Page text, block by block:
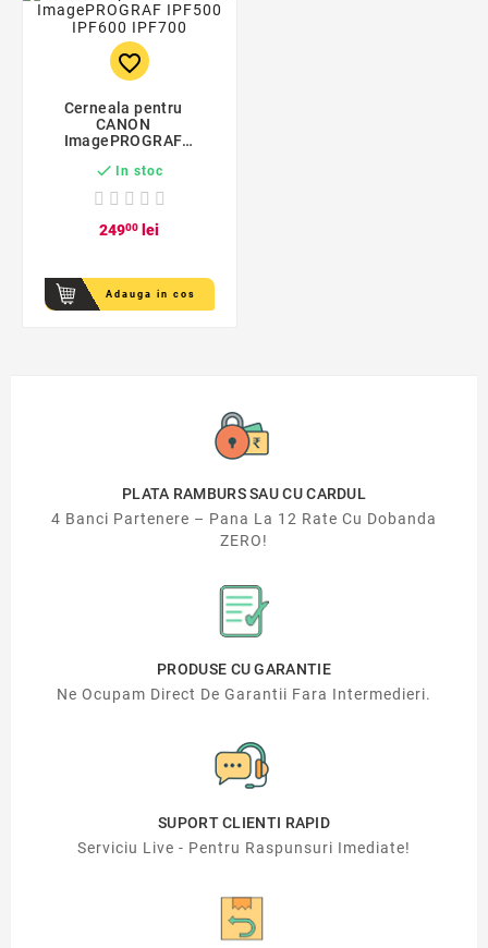
favorite_border
Cerneala pentru
CANON
ImagePROGRAF
 In stoc
24900 lei
Adauga in cos
PLATA RAMBURS SAU CU CARDUL
4 Banci Partenere – Pana La 12 Rate Cu Dobanda
ZERO!
PRODUSE CU GARANTIE
Ne Ocupam Direct De Garantii Fara Intermedieri.
SUPORT CLIENTI RAPID
Serviciu Live - Pentru Raspunsuri Imediate!